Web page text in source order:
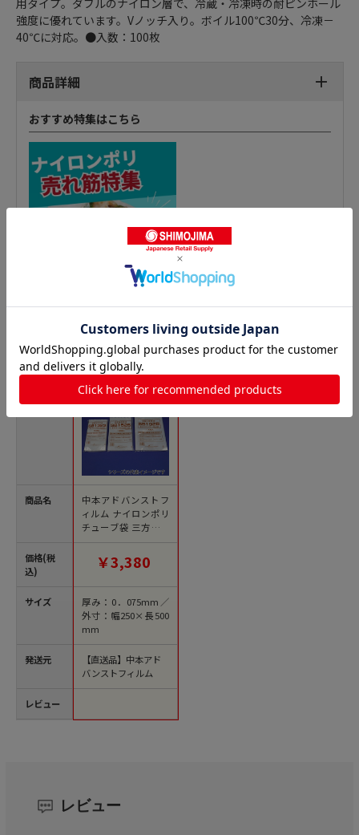
用タイプ。ダブルのナイロン層で、冷蔵・冷凍時の耐ピンホール
強度に優れています。Vノッチ入り。ボイル100℃30分、冷凍－
40℃に対応。●入数：100枚
商品詳細
おすすめ特集はこちら
ナイロンポリ 三方袋 ノンバリアの人気商品との比較
商品名
価格(税
込)
サイズ
発送元
レビュー
中本アドバンストフ
ィルム ナイロンポリ
チューブ袋 三方シー
ル SB2550 100枚/袋
【直送品】
￥3,380
厚み：0．075mm／
外寸：幅250×長500
mm
【直送品】中本アド
バンストフィルム
レビュー